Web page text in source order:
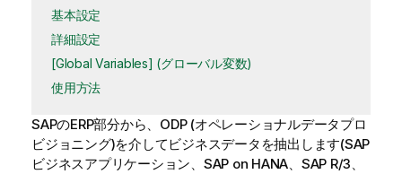
基本設定
詳細設定
[Global Variables] (グローバル変数)
使用方法
SAPのERP部分から、ODP (オペレーショナルデータプロ
ビジョニング)を介してビジネスデータを抽出します(SAP
ビジネスアプリケーション、SAP on HANA、SAP R/3、